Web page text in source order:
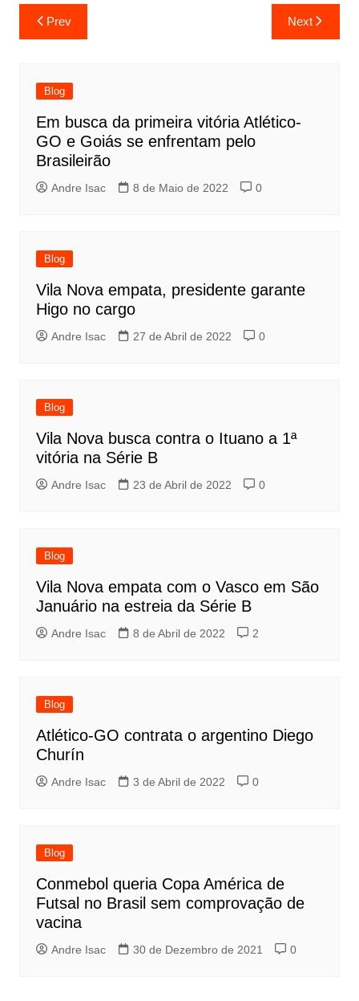
Prev Next
Blog
Em busca da primeira vitória Atlético-
GO e Goiás se enfrentam pelo
Brasileirão
Andre Isac 8 de Maio de 2022 0
Blog
Vila Nova empata, presidente garante
Higo no cargo
Andre Isac 27 de Abril de 2022 0
Blog
Vila Nova busca contra o Ituano a 1ª
vitória na Série B
Andre Isac 23 de Abril de 2022 0
Blog
Vila Nova empata com o Vasco em São
Januário na estreia da Série B
Andre Isac 8 de Abril de 2022 2
Blog
Atlético-GO contrata o argentino Diego
Churín
Andre Isac 3 de Abril de 2022 0
Blog
Conmebol queria Copa América de
Futsal no Brasil sem comprovação de
vacina
Andre Isac 30 de Dezembro de 2021 0